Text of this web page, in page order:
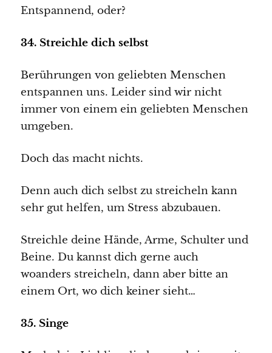
Entspannend, oder?
34. Streichle dich selbst
Berührungen von geliebten Menschen
entspannen uns. Leider sind wir nicht
immer von einem ein geliebten Menschen
umgeben.
Doch das macht nichts.
Denn auch dich selbst zu streicheln kann
sehr gut helfen, um Stress abzubauen.
Streichle deine Hände, Arme, Schulter und
Beine. Du kannst dich gerne auch
woanders streicheln, dann aber bitte an
einem Ort, wo dich keiner sieht…
35. Singe